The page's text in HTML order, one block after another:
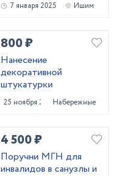
7 января 2025 Ишим
800 ₽
Нанесение
декоративной
штукатурки
25 ноября 2025Набережные Челны
4 500 ₽
Поручни МГН для
инвалидов в санузлы и